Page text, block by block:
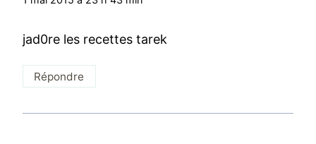
jad0re les recettes tarek
Répondre